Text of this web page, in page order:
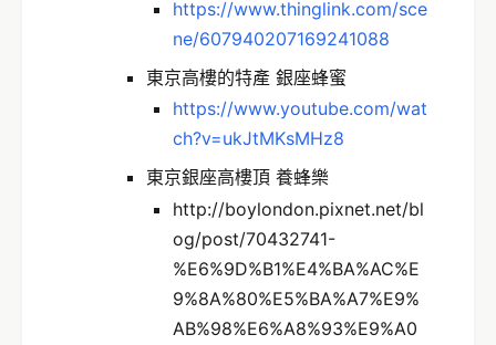
https://www.thinglink.com/sce
ne/607940207169241088
東京高樓的特產 銀座蜂蜜
https://www.youtube.com/wat
ch?v=ukJtMKsMHz8
東京銀座高樓頂 養蜂樂
http://boylondon.pixnet.net/bl
og/post/70432741-
%E6%9D%B1%E4%BA%AC%E
9%8A%80%E5%BA%A7%E9%
AB%98%E6%A8%93%E9%A0